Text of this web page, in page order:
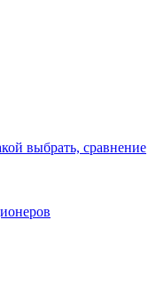
выбрать, сравнение